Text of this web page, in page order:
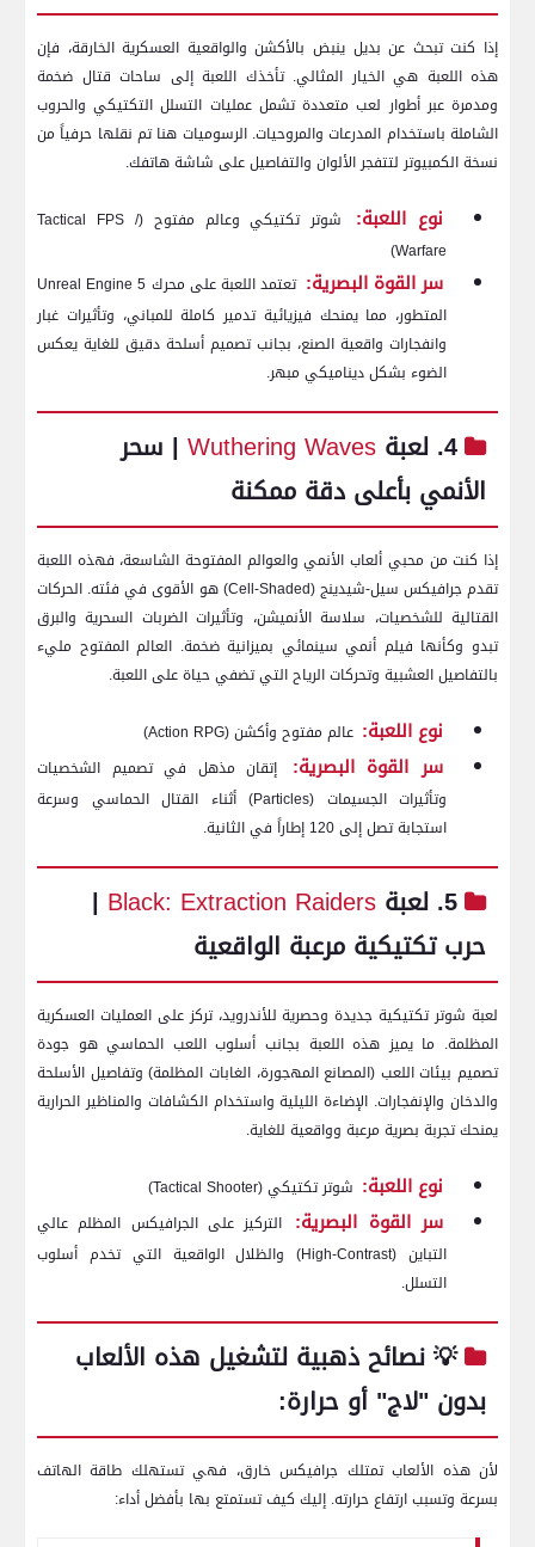
إذا كنت تبحث عن بديل ينبض بالأكشن والواقعية العسكرية الخارقة، فإن
هذه اللعبة هي الخيار المثالي. تأخذك اللعبة إلى ساحات قتال ضخمة
ومدمرة عبر أطوار لعب متعددة تشمل عمليات التسلل التكتيكي والحروب
الشاملة باستخدام المدرعات والمروحيات. الرسوميات هنا تم نقلها حرفياً من
نسخة الكمبيوتر لتتفجر الألوان والتفاصيل على شاشة هاتفك.
نوع اللعبة:
شوتر تكتيكي وعالم مفتوح (Tactical FPS /
Warfare)
سر القوة البصرية:
تعتمد اللعبة على محرك Unreal Engine 5
المتطور، مما يمنحك فيزيائية تدمير كاملة للمباني، وتأثيرات غبار
وانفجارات واقعية الصنع، بجانب تصميم أسلحة دقيق للغاية يعكس
الضوء بشكل ديناميكي مبهر.
4. لعبة Wuthering Waves | سحر
الأنمي بأعلى دقة ممكنة
إذا كنت من محبي ألعاب الأنمي والعوالم المفتوحة الشاسعة، فهذه اللعبة
تقدم جرافيكس سيل-شيدينج (Cell-Shaded) هو الأقوى في فئته. الحركات
القتالية للشخصيات، سلاسة الأنميشن، وتأثيرات الضربات السحرية والبرق
تبدو وكأنها فيلم أنمي سينمائي بميزانية ضخمة. العالم المفتوح مليء
بالتفاصيل العشبية وتحركات الرياح التي تضفي حياة على اللعبة.
نوع اللعبة: عالم مفتوح وأكشن (Action RPG)
سر القوة البصرية:
إتقان مذهل في تصميم الشخصيات
وتأثيرات الجسيمات (Particles) أثناء القتال الحماسي وسرعة
استجابة تصل إلى 120 إطاراً في الثانية.
5. لعبة Black: Extraction Raiders
|
حرب تكتيكية مرعبة الواقعية
لعبة شوتر تكتيكية جديدة وحصرية للأندرويد، تركز على العمليات العسكرية
المظلمة. ما يميز هذه اللعبة بجانب أسلوب اللعب الحماسي هو جودة
تصميم بيئات اللعب (المصانع المهجورة، الغابات المظلمة) وتفاصيل الأسلحة
والدخان والإنفجارات. الإضاءة الليلية واستخدام الكشافات والمناظير الحرارية
يمنحك تجربة بصرية مرعبة وواقعية للغاية.
نوع اللعبة: شوتر تكتيكي (Tactical Shooter)
سر القوة البصرية: التركيز على الجرافيكس المظلم عالي
التباين (High-Contrast) والظلال الواقعية التي تخدم أسلوب
التسلل.
💡 نصائح ذهبية لتشغيل هذه الألعاب
بدون "لاج" أو حرارة:
لأن هذه الألعاب تمتلك جرافيكس خارق، فهي تستهلك طاقة الهاتف
بسرعة وتسبب ارتفاع حرارته. إليك كيف تستمتع بها بأفضل أداء: